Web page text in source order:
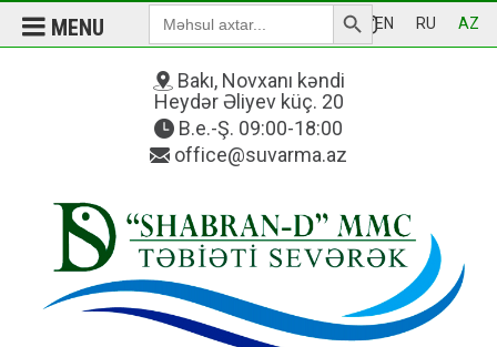
MENU
Search
for:
EN RU AZ
Bakı, Novxanı kəndi
Heydər Əliyev küç. 20
B.e.-Ş. 09:00-18:00
office@suvarma.az